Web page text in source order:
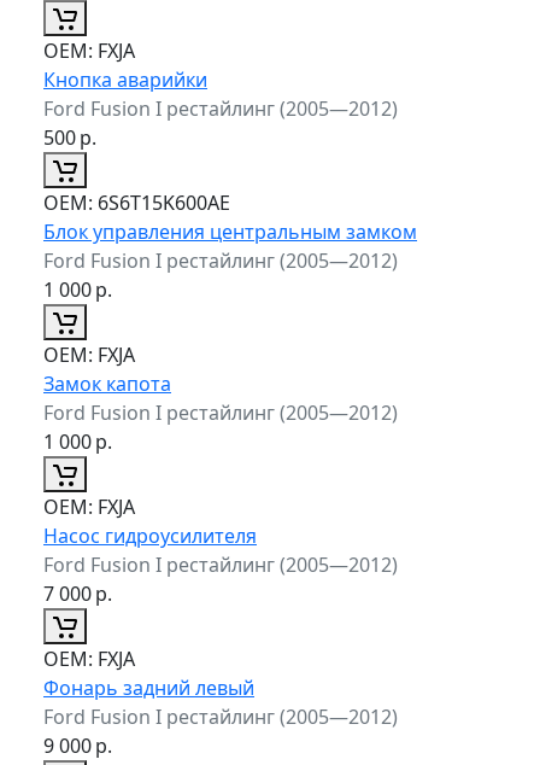
ОЕМ: FXJA
Кнопка аварийки
Ford Fusion I рестайлинг (2005—2012)
500р.
ОЕМ: 6S6T15K600AE
Блок управления центральным замком
Ford Fusion I рестайлинг (2005—2012)
1 000р.
ОЕМ: FXJA
Замок капота
Ford Fusion I рестайлинг (2005—2012)
1 000р.
ОЕМ: FXJA
Насос гидроусилителя
Ford Fusion I рестайлинг (2005—2012)
7 000р.
ОЕМ: FXJA
Фонарь задний левый
Ford Fusion I рестайлинг (2005—2012)
9 000р.